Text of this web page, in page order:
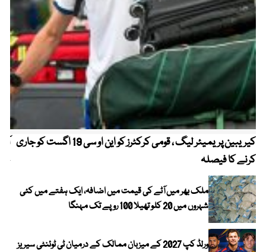
کیریبین پریمیئر لیگ ، قومی کرکٹرز کو این او سی 19 اگست کو جاری
کرنے کا فیصلہ
ملک بھر میں آٹے کی قیمت میں اضافہ، ایک ہفتے میں کئی
شہروں میں 20 کلو تھیلا 100 روپے تک مہنگا
ورلڈ کپ 2027 کے میزبان ممالک کے درمیان ٹی ٹوئنٹی سیریز